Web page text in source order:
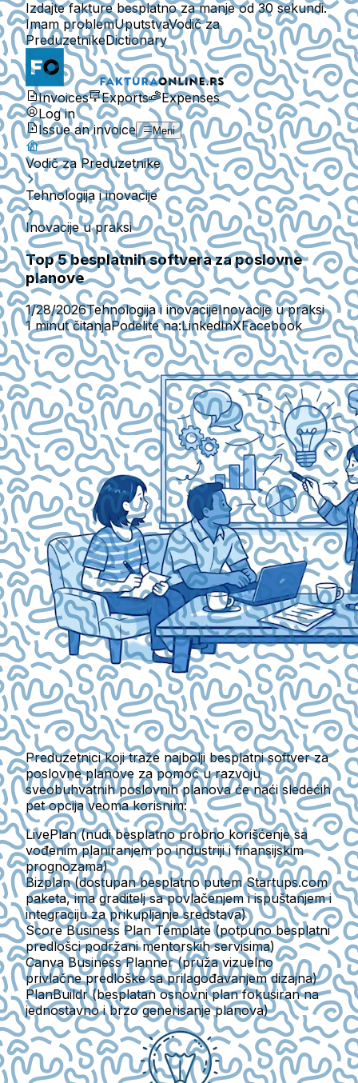
Izdajte fakture besplatno za manje od 30 sekundi.
Imam problemUputstvaVodič za
PreduzetnikeDictionary
Invoices Exports
Expenses
Log in
Issue an invoice
Meni
Vodič za Preduzetnike
Tehnologija i inovacije
Inovacije u praksi
Top 5 besplatnih softvera za poslovne
planove
1/28/2026Tehnologija i inovacijeInovacije u praksi
1 minut čitanjaPodelite na:LinkedInXFacebook
Preduzetnici koji traže najbolji besplatni softver za
poslovne planove za pomoć u razvoju
sveobuhvatnih poslovnih planova će naći sledećih
pet opcija veoma korisnim:
LivePlan(nudi besplatno probno korišćenje sa
vođenim planiranjem po industriji i finansijskim
prognozama)
Bizplan(dostupan besplatno putem Startups.com
paketa, ima graditelj sa povlačenjem i ispuštanjem i
integraciju za prikupljanje sredstava)
Score Business Plan Template(potpuno besplatni
predlošci podržani mentorskih servisima)
Canva Business Planner(pruža vizuelno
privlačne predloške sa prilagođavanjem dizajna)
PlanBuildr(besplatan osnovni plan fokusiran na
jednostavno i brzo generisanje planova)